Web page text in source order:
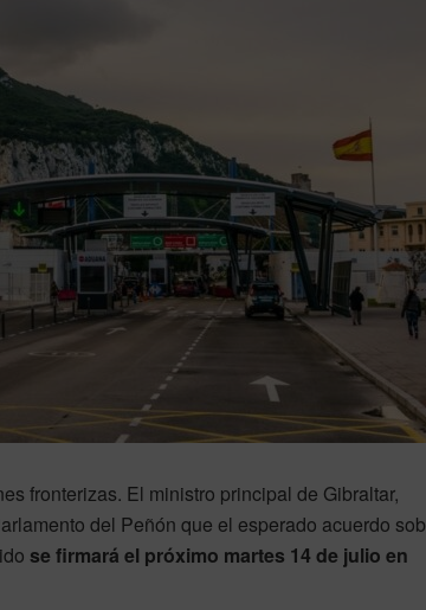
fronterizas. El ministro principal de Gibraltar,
del Peñón que el esperado acuerdo
se firmará el próximo martes 14 de julio en